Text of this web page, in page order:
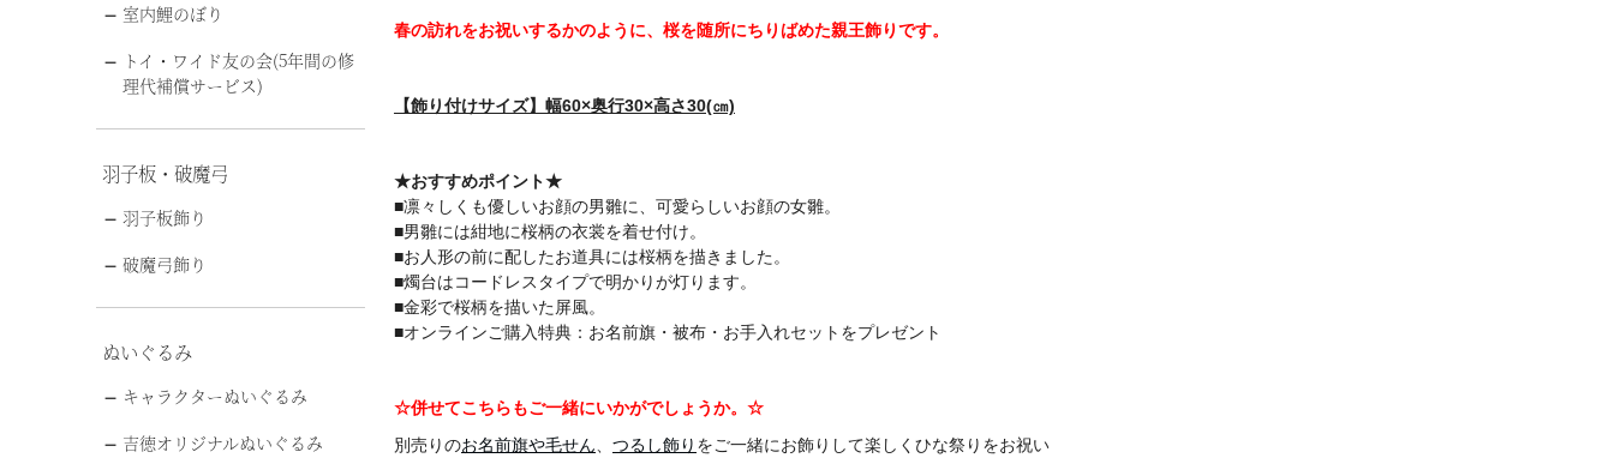
室内鯉のぼり
トイ・ワイド友の会(5年間の修
理代補償サービス)
羽子板・破魔弓
羽子板飾り
破魔弓飾り
ぬいぐるみ
キャラクターぬいぐるみ
吉徳オリジナルぬいぐるみ
春の訪れをお祝いするかのように、桜を随所にちりばめた親王飾りです。
【飾り付けサイズ】幅60×奥行30×高さ30(㎝)
★おすすめポイント★
■凛々しくも優しいお顔の男雛に、可愛らしいお顔の女雛。
■男雛には紺地に桜柄の衣裳を着せ付け。
■お人形の前に配したお道具には桜柄を描きました。
■燭台はコードレスタイプで明かりが灯ります。
■金彩で桜柄を描いた屏風。
■オンラインご購入特典：お名前旗・被布・お手入れセットをプレゼント
☆併せてこちらもご一緒にいかがでしょうか。☆
別売りのお名前旗や毛せん つるし飾り をご一緒にお飾りして楽しくひな祭りをお祝い